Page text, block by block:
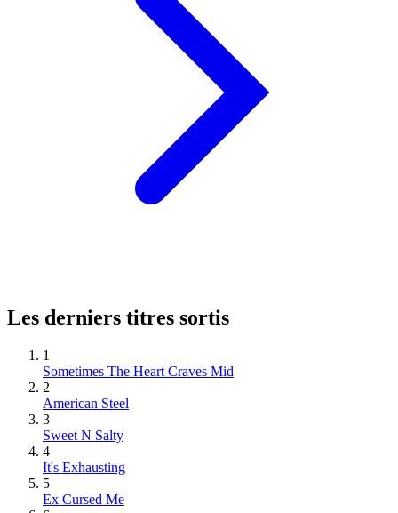
Les derniers titres sortis
1
Sometimes The Heart Craves Mid
2
American Steel
3
Sweet N Salty
4
It's Exhausting
5
Ex Cursed Me